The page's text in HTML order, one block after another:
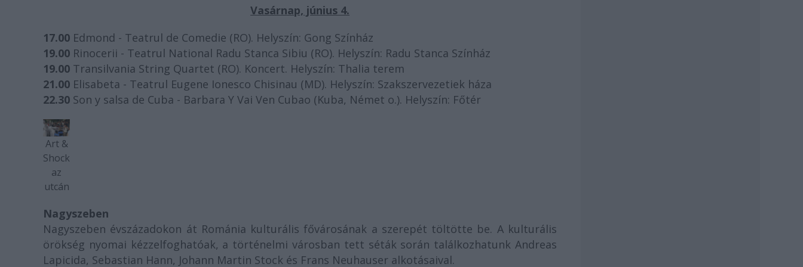
Vasárnap, június 4.
17.00 Edmond - Teatrul de Comedie (RO). Helyszín: Gong Színház
19.00 Rinocerii - Teatrul National Radu Stanca Sibiu (RO). Helyszín: Radu Stanca Színház
19.00 Transilvania String Quartet (RO). Koncert. Helyszín: Thalia terem
21.00 Elisabeta - Teatrul Eugene Ionesco Chisinau (MD). Helyszín: Szakszervezetiek háza
22.30 Son y salsa de Cuba - Barbara Y Vai Ven Cubao (Kuba, Német o.). Helyszín: Főtér
Art &
Shock
az
utcán
Nagyszeben
Nagyszeben évszázadokon át Románia kulturális fővárosának a szerepét töltötte be. A kulturális
örökség nyomai kézzelfoghatóak, a történelmi városban tett séták során találkozhatunk Andreas
Lapicida, Sebastian Hann, Johann Martin Stock és Frans Neuhauser alkotásaival.